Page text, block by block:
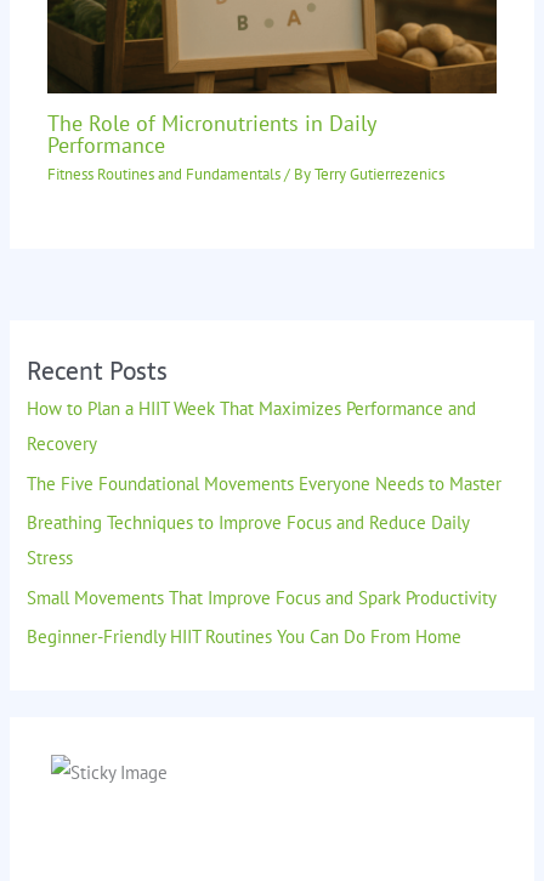
The Role of Micronutrients in Daily
Performance
Fitness Routines and Fundamentals/ ByTerry Gutierrezenics
Recent Posts
How to Plan a HIIT Week That Maximizes Performance and
Recovery
The Five Foundational Movements Everyone Needs to Master
Breathing Techniques to Improve Focus and Reduce Daily
Stress
Small Movements That Improve Focus and Spark Productivity
Beginner-Friendly HIIT Routines You Can Do From Home